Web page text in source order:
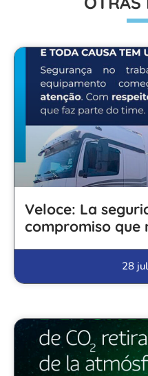
Veloce: La
compromiso que
28